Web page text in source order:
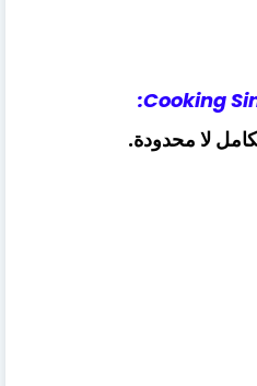
لا محدودة.